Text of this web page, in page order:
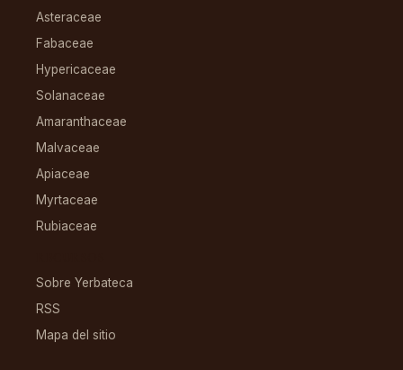
Asteraceae
Fabaceae
Hypericaceae
Solanaceae
Amaranthaceae
Malvaceae
Apiaceae
Myrtaceae
Rubiaceae
Sobre Yerbateca
RSS
Mapa del sitio